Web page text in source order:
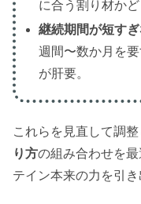
に合う割り材かど
継続期間が短す
週間〜数か月を
が肝要。
これらを見直して調整
り方の組み合わせを
テイン本来の力を引き